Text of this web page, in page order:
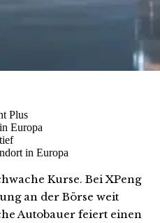
Plus
Europa
in Europa
Kurse. Bei XPeng
an der Börse weit
Autobauer feiert einen